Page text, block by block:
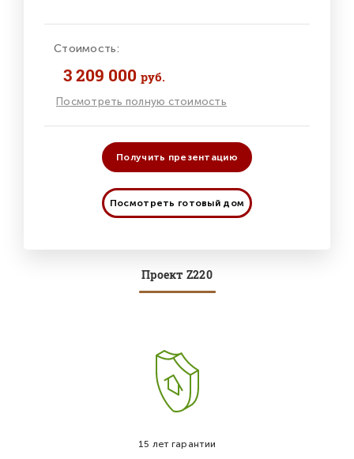
Стоимость:
3 209 000 руб.
Посмотреть полную стоимость
Получить презентацию
Посмотреть готовый дом
Проект Z220
15 лет гарантии